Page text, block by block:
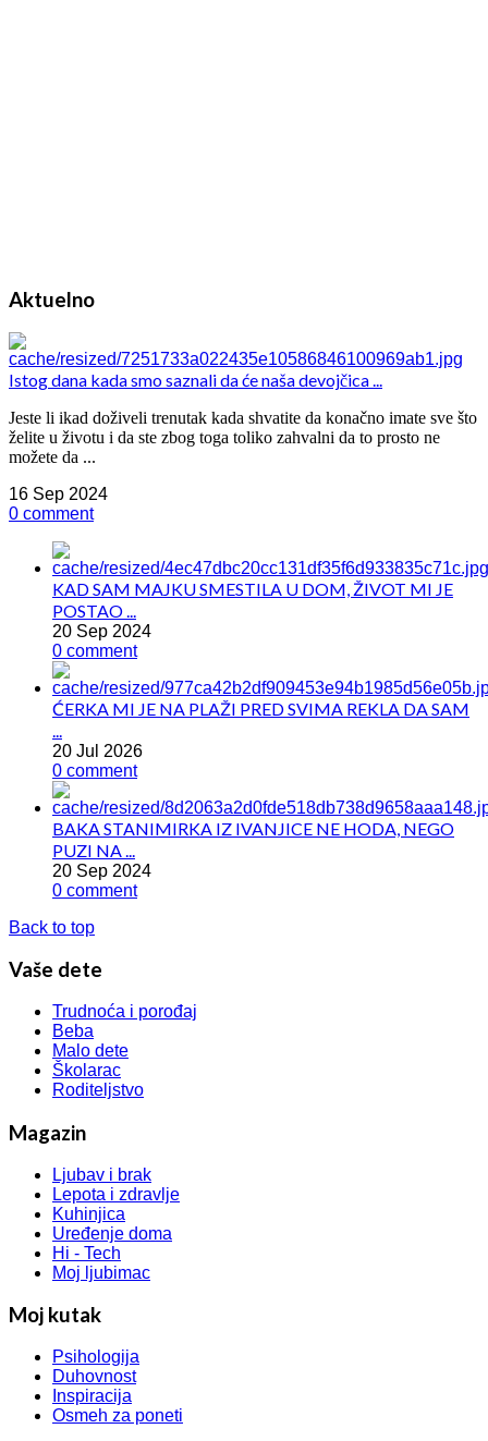
Aktuelno
Istog dana kada smo saznali da će naša devojčica ...
Jeste li ikad doživeli trenutak kada shvatite da konačno imate sve što
želite u životu i da ste zbog toga toliko zahvalni da to prosto ne
možete da ...
16 Sep 2024
0 comment
KAD SAM MAJKU SMESTILA U DOM, ŽIVOT MI JE
POSTAO ...
20 Sep 2024
0 comment
ĆERKA MI JE NA PLAŽI PRED SVIMA REKLA DA SAM
20 Jul 2026
0 comment
BAKA STANIMIRKA IZ IVANJICE NE HODA, NEGO
PUZI NA ...
20 Sep 2024
0 comment
Back to top
Vaše dete
Trudnoća i porođaj
Beba
Malo dete
Školarac
Roditeljstvo
Magazin
Ljubav i brak
Lepota i zdravlje
Kuhinjica
Uređenje doma
Hi - Tech
Moj ljubimac
Moj kutak
Psihologija
Duhovnost
Inspiracija
Osmeh za poneti